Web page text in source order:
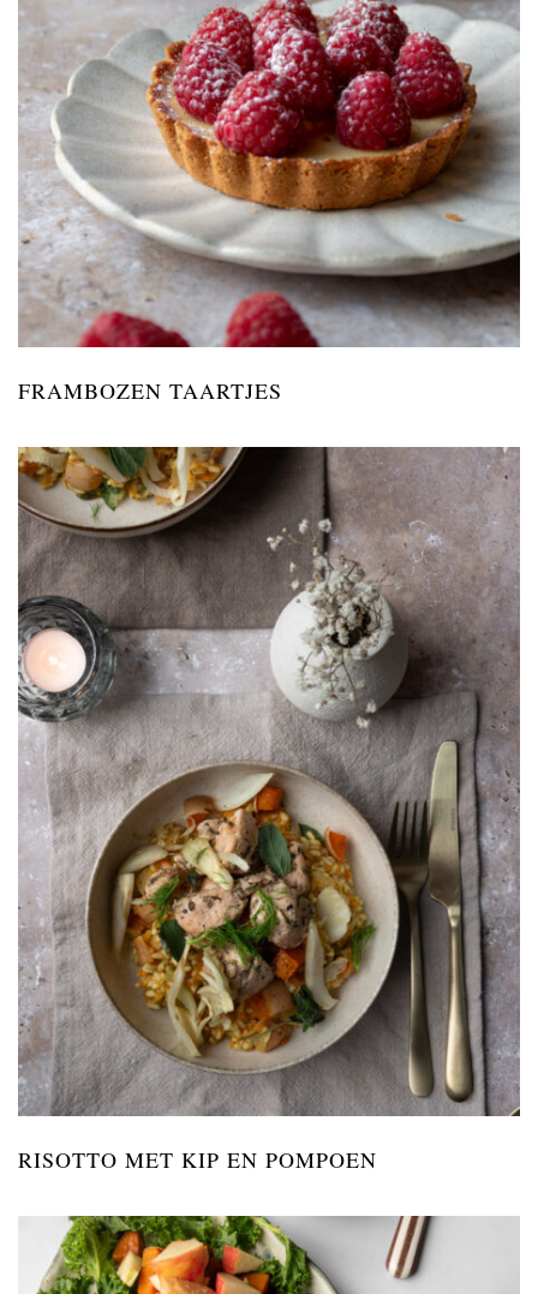
FRAMBOZEN TAARTJES
RISOTTO MET KIP EN POMPOEN